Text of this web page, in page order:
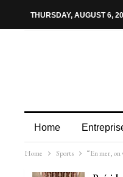
THURSDAY, AUGUST 6,
Home
Home Sports “En mer, on